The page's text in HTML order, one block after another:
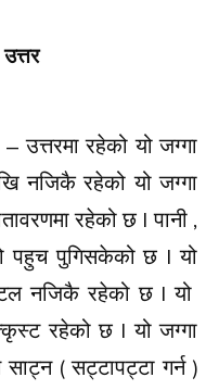
उत्तरमा रहेको यो जग्गा
नजिकै रहेको यो जग्गा
रहेको छ | पानी ,
पहुच पुगिसकेको छ | यो
नजिकै रहेको छ | यो
रहेको छ | यो जग्गा
( सट्टापट्टा गर्न )